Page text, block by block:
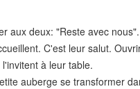
aux deux: "Reste avec
C'est leur salut.
à leur table.
auberge se transformer